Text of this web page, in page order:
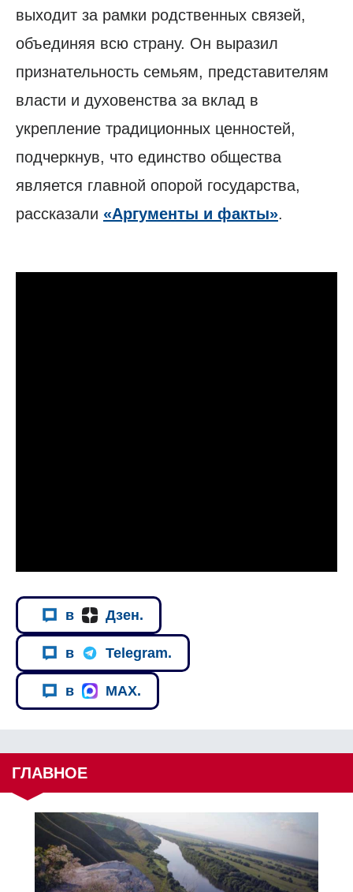
выходит за рамки родственных связей,
объединяя всю страну. Он выразил
признательность семьям, представителям
власти и духовенства за вклад в
укрепление традиционных ценностей,
подчеркнув, что единство общества
является главной опорой государства,
рассказали «Аргументы и факты».
в Дзен.
в Telegram.
в MAX.
ГЛАВНОЕ